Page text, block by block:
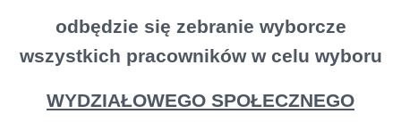
odbędzie się zebranie wyborcze
wszystkich pracowników w celu wyboru
WYDZIAŁOWEGO SPOŁECZNEGO